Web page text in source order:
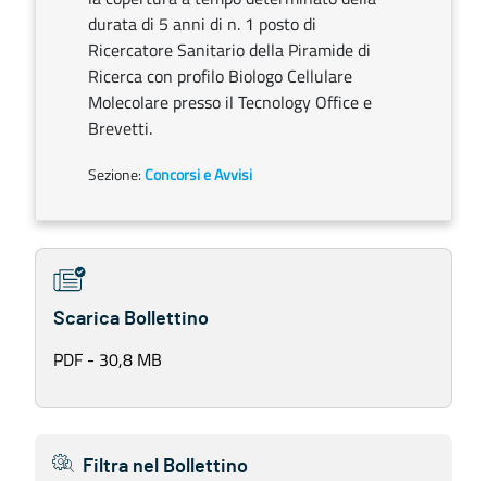
durata di 5 anni di n. 1 posto di
Ricercatore Sanitario della Piramide di
Ricerca con profilo Biologo Cellulare
Molecolare presso il Tecnology Office e
Brevetti.
Sezione:Concorsi e Avvisi
Scarica Bollettino
PDF - 30,8 MB
Filtra nel Bollettino